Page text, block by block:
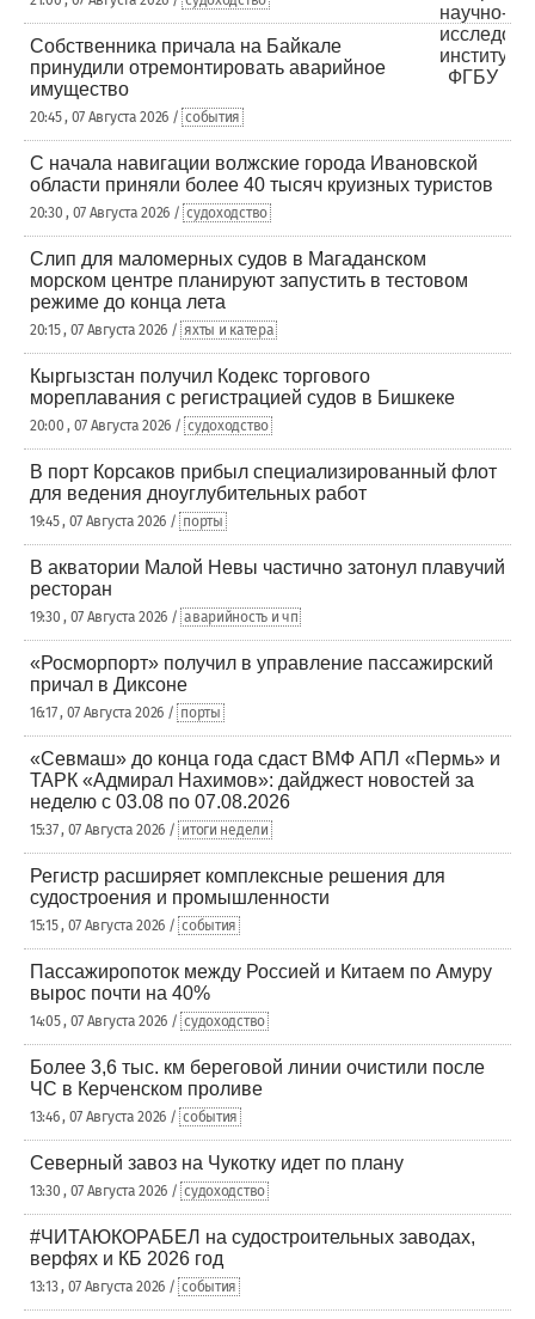
Собственника причала на Байкале
принудили отремонтировать аварийное
имущество
20:45 , 07 Августа 2026 / события
С начала навигации волжские города Ивановской
области приняли более 40 тысяч круизных туристов
20:30 , 07 Августа 2026 / судоходство
Слип для маломерных судов в Магаданском
морском центре планируют запустить в тестовом
режиме до конца лета
20:15 , 07 Августа 2026 / яхты и катера
Кыргызстан получил Кодекс торгового
мореплавания с регистрацией судов в Бишкеке
20:00 , 07 Августа 2026 / судоходство
В порт Корсаков прибыл специализированный флот
для ведения дноуглубительных работ
19:45 , 07 Августа 2026 / порты
В акватории Малой Невы частично затонул плавучий
ресторан
19:30 , 07 Августа 2026 / аварийность и чп
«Росморпорт» получил в управление пассажирский
причал в Диксоне
16:17 , 07 Августа 2026 / порты
«Севмаш» до конца года сдаст ВМФ АПЛ «Пермь» и
ТАРК «Адмирал Нахимов»: дайджест новостей за
неделю с 03.08 по 07.08.2026
15:37 , 07 Августа 2026 / итоги недели
Регистр расширяет комплексные решения для
судостроения и промышленности
15:15 , 07 Августа 2026 / события
Пассажиропоток между Россией и Китаем по Амуру
вырос почти на 40%
14:05 , 07 Августа 2026 / судоходство
Более 3,6 тыс. км береговой линии очистили после
ЧС в Керченском проливе
13:46 , 07 Августа 2026 / события
Северный завоз на Чукотку идет по плану
13:30 , 07 Августа 2026 / судоходство
#ЧИТАЮКОРАБЕЛ на судостроительных заводах,
верфях и КБ 2026 год
13:13 , 07 Августа 2026 / события